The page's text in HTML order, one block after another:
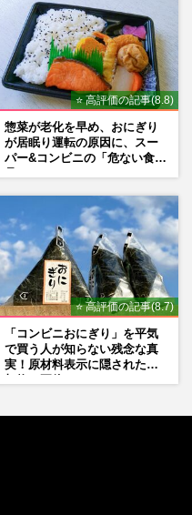
⭐ 高評価の記事(8.8)
惣菜が老化を早め、おにぎり
が居眠り運転の原因に、スー
パー&コンビニの「危ない食
⭐ 高評価の記事(8.7)
「コンビニおにぎり」を平気
で買う人が知らない残念な真
実！原材料表示に隠された添